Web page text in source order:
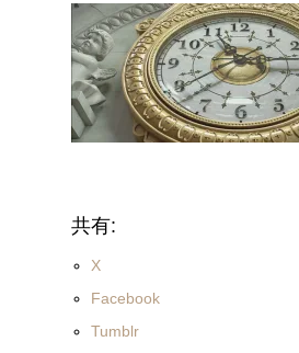
共有:
X
Facebook
Tumblr